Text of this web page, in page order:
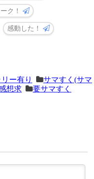
ク！
感動した！
ー有り
サマすく(サマ
想求 要サマすく